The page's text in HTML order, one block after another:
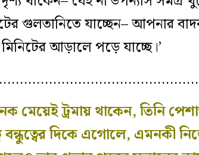
গুলতানিতে যাচ্ছেন– আপনার
আড়ালে পড়ে যাচ্ছে।’
মেয়েই ট্রমায় থাকেন, তিনি
দিকে এগোলে, এমনকী